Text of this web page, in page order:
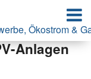
Ökostrom &
ohne
Anlagen